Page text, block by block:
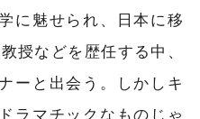
に魅せられ、日本に移
授などを歴任する中、
ーと出会う。しかしキ
ラマチックなものじゃ